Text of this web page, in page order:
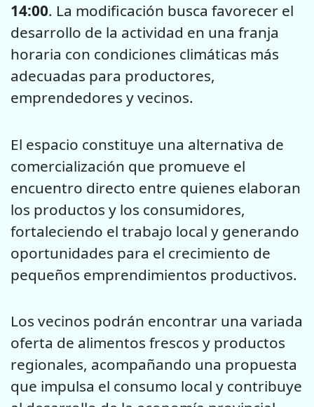
14:00. La modificación busca favorecer el
desarrollo de la actividad en una franja
horaria con condiciones climáticas más
adecuadas para productores,
emprendedores y vecinos.
El espacio constituye una alternativa de
comercialización que promueve el
encuentro directo entre quienes elaboran
los productos y los consumidores,
fortaleciendo el trabajo local y generando
oportunidades para el crecimiento de
pequeños emprendimientos productivos.
Los vecinos podrán encontrar una variada
oferta de alimentos frescos y productos
regionales, acompañando una propuesta
que impulsa el consumo local y contribuye